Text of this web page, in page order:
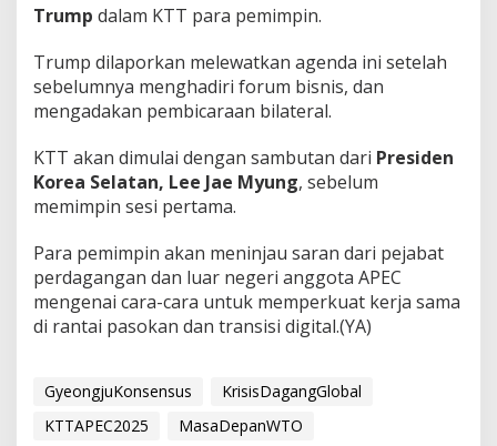
Trump dalam KTT para pemimpin.
Trump dilaporkan melewatkan agenda ini setelah
sebelumnya menghadiri forum bisnis, dan
mengadakan pembicaraan bilateral.
KTT akan dimulai dengan sambutan dari Presiden
Korea Selatan, Lee Jae Myung, sebelum
memimpin sesi pertama.
Para pemimpin akan meninjau saran dari pejabat
perdagangan dan luar negeri anggota APEC
mengenai cara-cara untuk memperkuat kerja sama
di rantai pasokan dan transisi digital.(YA)
GyeongjuKonsensus
KrisisDagangGlobal
KTTAPEC2025
MasaDepanWTO